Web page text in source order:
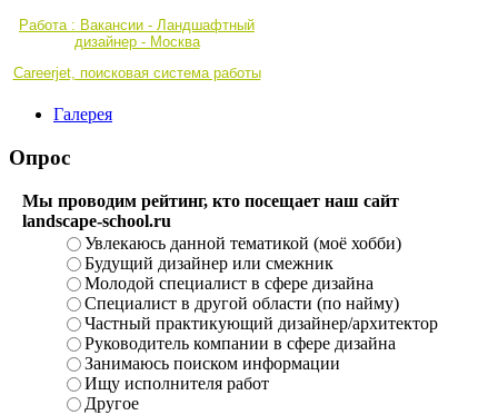
Работа : Вакансии - Ландшафтный
дизайнер - Москва
Careerjet, поисковая система работы
Галерея
Опрос
Мы проводим рейтинг, кто посещает наш сайт
landscape-school.ru
Увлекаюсь данной тематикой (моё хобби)
Будущий дизайнер или смежник
Молодой специалист в сфере дизайна
Специалист в другой области (по найму)
Частный практикующий дизайнер/архитектор
Руководитель компании в сфере дизайна
Занимаюсь поиском информации
Ищу исполнителя работ
Другое